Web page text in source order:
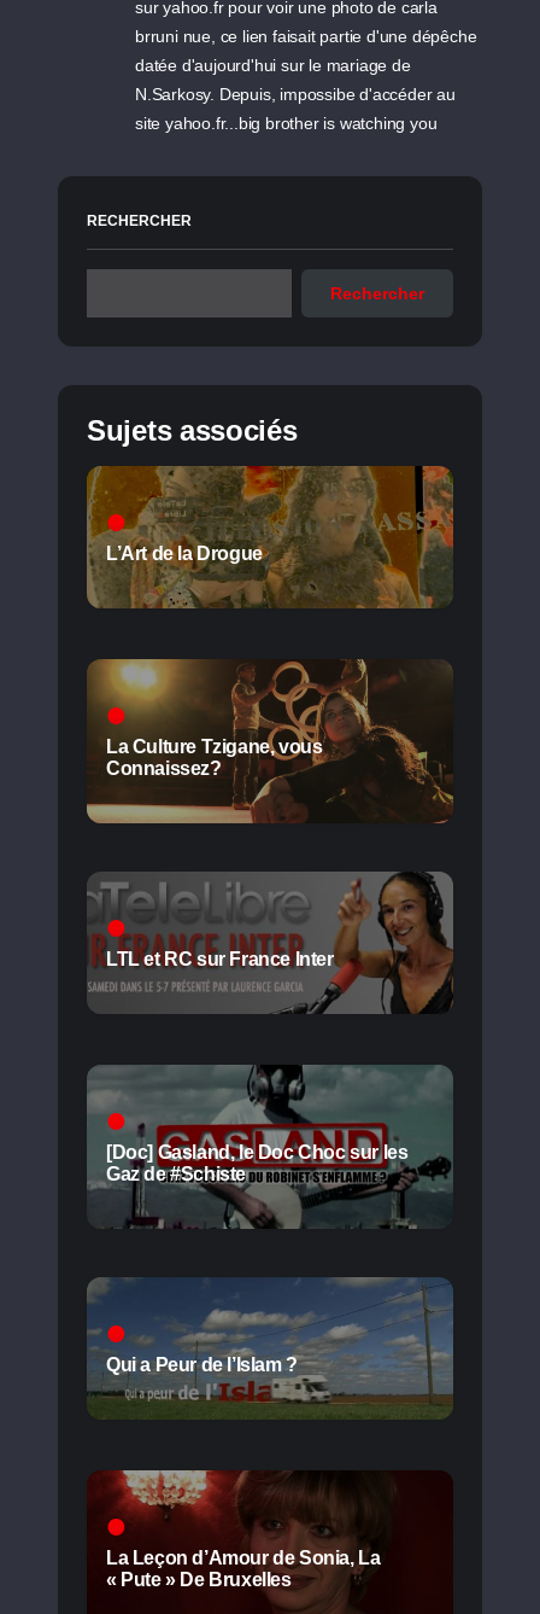
sur yahoo.fr pour voir une photo de carla
brruni nue, ce lien faisait partie d'une dépêche
datée d'aujourd'hui sur le mariage de
N.Sarkosy. Depuis, impossibe d'accéder au
site yahoo.fr...big brother is watching you
RECHERCHER
Rechercher
Sujets associés
L’Art de la Drogue
La Culture Tzigane, vous
Connaissez?
LTL et RC sur France Inter
[Doc] Gasland, le Doc Choc sur les
Gaz de #Schiste
Qui a Peur de l’Islam ?
La Leçon d’Amour de Sonia, La
« Pute » De Bruxelles